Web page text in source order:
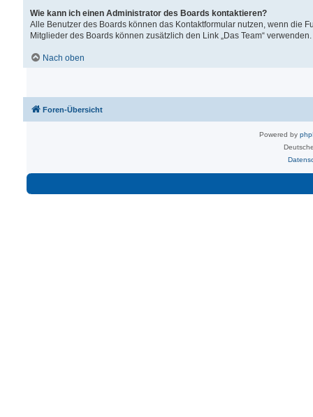
Wie kann ich einen Administrator des Boards kontaktieren?
Alle Benutzer des Boards können das Kontaktformular nutzen, wenn die
Mitglieder des Boards können zusätzlich den Link „Das Team“ verwenden.
Nach oben
Foren-Übersicht
Powered by